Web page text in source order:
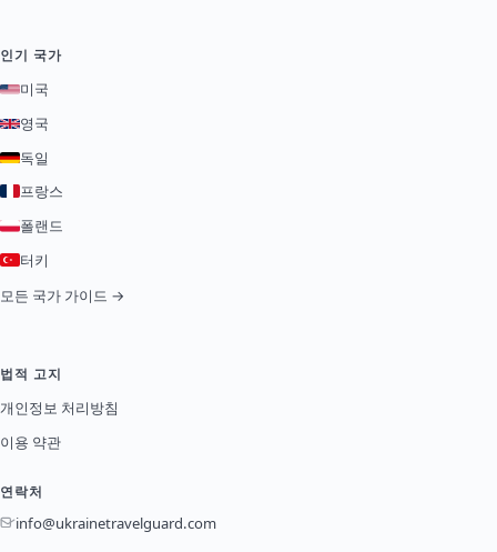
인기 국가
미국
영국
독일
프랑스
폴랜드
터키
모든 국가 가이드 →
법적 고지
개인정보 처리방침
이용 약관
연락처
info@ukrainetravelguard.com